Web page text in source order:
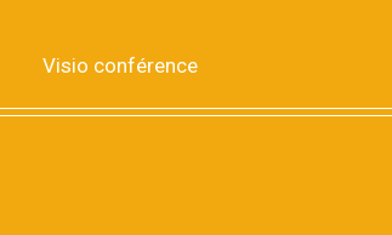
Visio conférence